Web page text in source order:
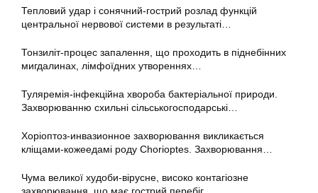
Тепловий удар і сонячний-гострий розлад функцій
центральної нервової системи в результаті…
Тонзиліт-процес запалення, що проходить в піднебінних
мигдалинах, лімфоїдних утвореннях…
Туляремія-інфекційна хвороба бактеріальної природи.
Захворюванню схильні сільськогосподарські…
Хоріоптоз-инвазионное захворювання викликається
кліщами-кожеедамі роду Chorioptes. Захворювання…
Чума великої худоби-вірусне, високо контагіозне